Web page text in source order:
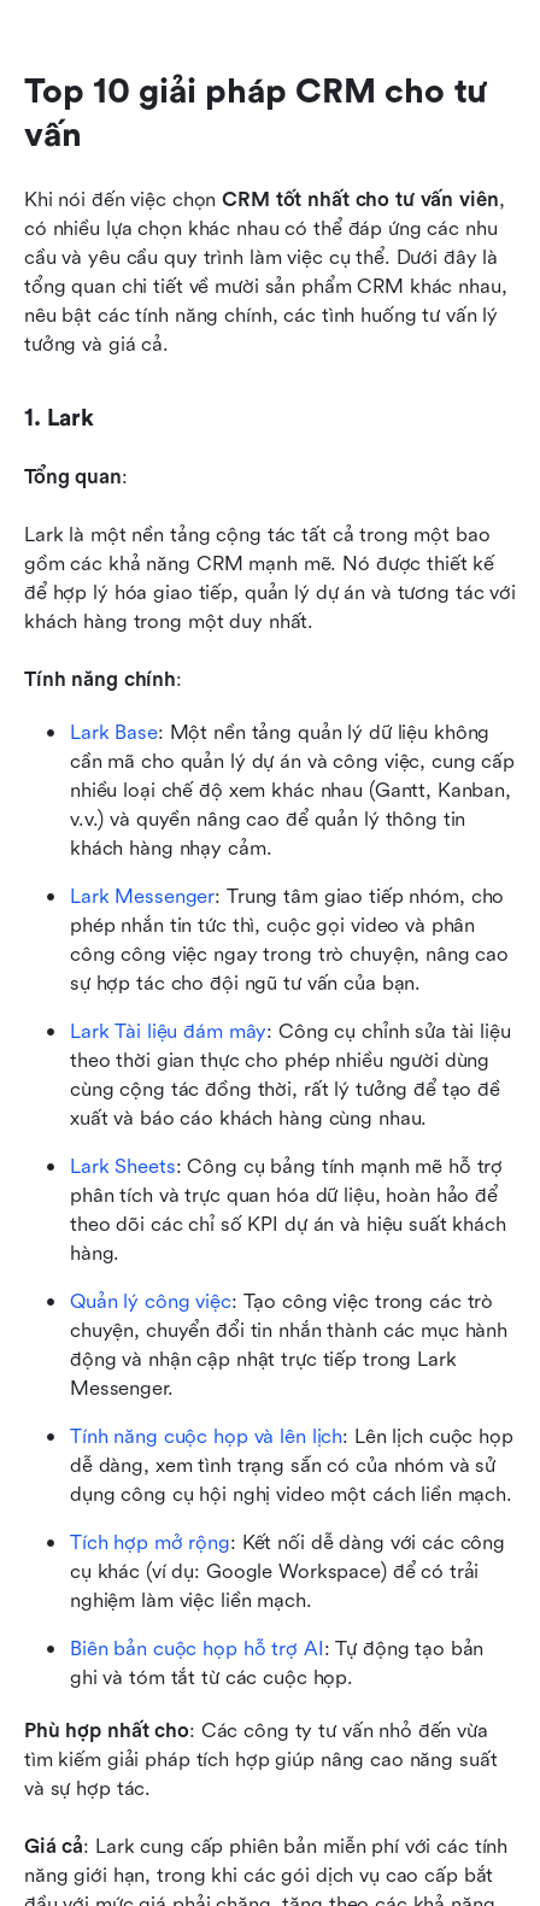
Top 10 giải pháp CRM cho tư
vấn
Khi nói đến việc chọn CRM tốt nhất cho tư vấn viên,
có nhiều lựa chọn khác nhau có thể đáp ứng các nhu
cầu và yêu cầu quy trình làm việc cụ thể. Dưới đây là
tổng quan chi tiết về mười sản phẩm CRM khác nhau,
nêu bật các tính năng chính, các tình huống tư vấn lý
tưởng và giá cả.
1. Lark
Tổng quan:
Lark là một nền tảng cộng tác tất cả trong một bao
gồm các khả năng CRM mạnh mẽ. Nó được thiết kế
để hợp lý hóa giao tiếp, quản lý dự án và tương tác với
khách hàng trong một duy nhất.
Tính năng chính:
Lark Base: Một nền tảng quản lý dữ liệu không
cần mã cho quản lý dự án và công việc, cung cấp
nhiều loại chế độ xem khác nhau (Gantt, Kanban,
v.v.) và quyền nâng cao để quản lý thông tin
khách hàng nhạy cảm.
Lark Messenger: Trung tâm giao tiếp nhóm, cho
phép nhắn tin tức thì, cuộc gọi video và phân
công công việc ngay trong trò chuyện, nâng cao
sự hợp tác cho đội ngũ tư vấn của bạn.
Lark Tài liệu đám mây: Công cụ chỉnh sửa tài liệu
theo thời gian thực cho phép nhiều người dùng
cùng cộng tác đồng thời, rất lý tưởng để tạo đề
xuất và báo cáo khách hàng cùng nhau.
Lark Sheets: Công cụ bảng tính mạnh mẽ hỗ trợ
phân tích và trực quan hóa dữ liệu, hoàn hảo để
theo dõi các chỉ số KPI dự án và hiệu suất khách
hàng.
Quản lý công việc: Tạo công việc trong các trò
chuyện, chuyển đổi tin nhắn thành các mục hành
động và nhận cập nhật trực tiếp trong Lark
Messenger.
Tính năng cuộc họp và lên lịch: Lên lịch cuộc họp
dễ dàng, xem tình trạng sẵn có của nhóm và sử
dụng công cụ hội nghị video một cách liền mạch.
Tích hợp mở rộng: Kết nối dễ dàng với các công
cụ khác (ví dụ: Google Workspace) để có trải
nghiệm làm việc liền mạch.
Biên bản cuộc họp hỗ trợ AI: Tự động tạo bản
ghi và tóm tắt từ các cuộc họp.
Phù hợp nhất cho: Các công ty tư vấn nhỏ đến vừa
tìm kiếm giải pháp tích hợp giúp nâng cao năng suất
và sự hợp tác.
Giá cả: Lark cung cấp phiên bản miễn phí với các tính
năng giới hạn, trong khi các gói dịch vụ cao cấp bắt